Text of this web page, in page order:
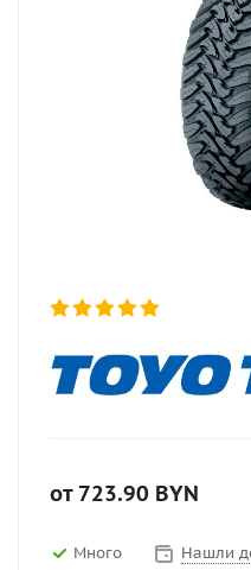
от 723.90 BYN
Много Нашли